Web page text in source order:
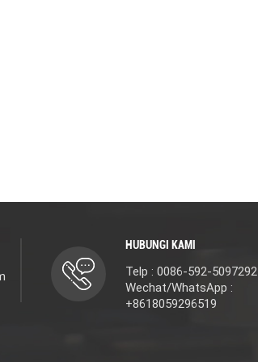
HUBUNGI KAMI
Telp : 0086-592-5097292
Wechat/WhatsApp :
+8618059296519